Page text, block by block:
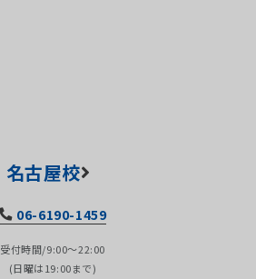
名古屋校
06-6190-1459
受付時間/9:00～22:00
(日曜は19:00まで)